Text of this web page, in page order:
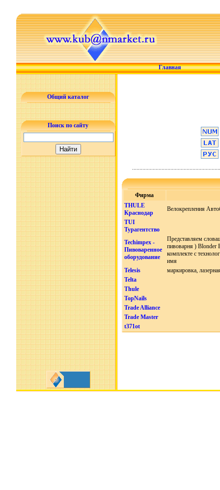
Главная
Общий каталог
Поиск по сайту
Фирма
THULE
Краснодар
Велокрепления
TUI
Турагентство
Techimpex -
Пивоваренное
оборудование
Представляем
пивоварня ) Blonder
комплекте с
имя
Telesis
маркировка,
Telta
Thule
TopNails
Trade Alliance
Trade Master
t371ot